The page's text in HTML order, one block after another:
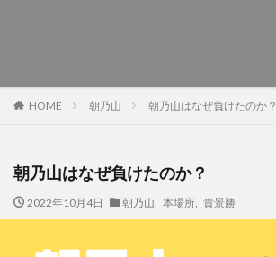
HOME 朝乃山 朝乃山はなぜ負けたのか？
朝乃山はなぜ負けたのか？
2022年10月4日 朝乃山 本場所 貴景勝